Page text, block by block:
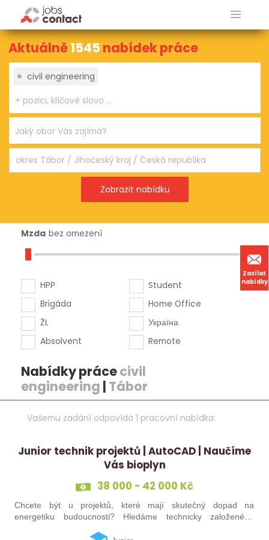
Zasílat
nabídky
Aktuálně1545 nabídek práce
× civil engineering
Mzda bez omezení
HPP
Brigáda
ŽL
Absolvent
Student
Home Office
Україна
Remote
Nabídky prácecivil
engineering | Tábor
Vašemu zadání odpovídá 1 pracovní nabídka:
Junior technik projektů | AutoCAD | Naučíme
Vás bioplyn
38 000 - 42 000 Kč
Chcete být u projektů, které mají skutečný dopad na
energetiku budoucnosti? Hledáme technicky založeného